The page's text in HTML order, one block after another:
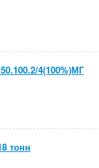
4(100%)МГ
тонн